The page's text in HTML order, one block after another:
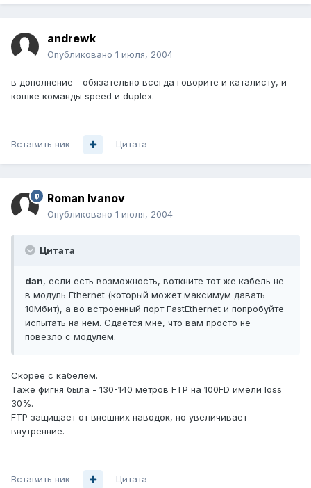
andrewk
Опубликовано 1 июля, 2004
в дополнение - обязательно всегда говорите и каталисту, и
кошке команды speed и duplex.
Вставить ник Цитата
Roman Ivanov
Опубликовано 1 июля, 2004
Цитата
dan, если есть возможность, воткните тот же кабель не
в модуль Ethernet (который может максимум давать
10Мбит), а во встроенный порт FastEthernet и попробуйте
испытать на нем. Сдается мне, что вам просто не
повезло с модулем.
Скорее с кабелем.
Таже фигня была - 130-140 метров FTP на 100FD имели loss
30%.
FTP защищает от внешних наводок, но увеличивает
внутренние.
Вставить ник Цитата